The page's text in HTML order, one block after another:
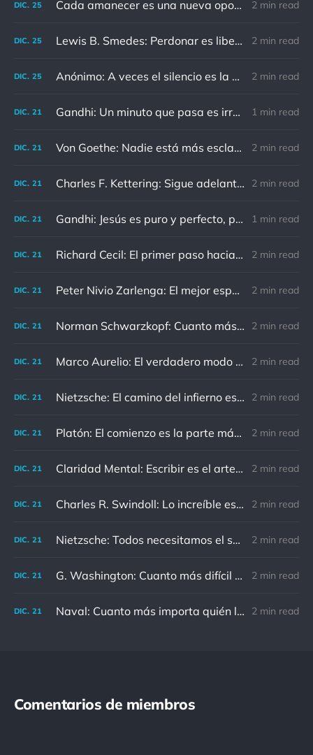
DIC. 25 Cada amanecer es una nueva oportunidad 2 min read
DIC. 25 Lewis B. Smedes: Perdonar es liberar a un prisionero y descubrir que el prisionero eras tú 2 min read
DIC. 25 Anónimo: A veces el silencio es la mejor respuesta 2 min read
DIC. 21 Gandhi: Un minuto que pasa es irrecuperable. Conociendo esto, ¿cómo podemos malgastar tantas horas? 1 min read
DIC. 21 Von Goethe: Nadie está más esclavizado que aquellos que falsamente creen que son libres. 2 min read
DIC. 21 Charles F. Kettering: Sigue adelante, y es probable que tropieces con algo, tal vez cuando menos lo esperes. Nunca he escuchado hablar de alguien algu 2 min read
DIC. 21 Gandhi: Jesús es puro y perfecto, pero vosotros los cristianos no sois como él. 1 min read
DIC. 21 Richard Cecil: El primer paso hacia el conocimiento es saber que somos ignorantes. 2 min read
DIC. 21 Peter Nivio Zarlenga: El mejor espejo es un viejo amigo. 2 min read
DIC. 21 Norman Schwarzkopf: Cuanto más sudes por la paz, menos sangras por la guerra. 2 min read
DIC. 21 Marco Aurelio: El verdadero modo de vengarse de un enemigo es no parecérsele. 2 min read
DIC. 21 Nietzsche: El camino del infierno está asfaltado de buenas intenciones. 2 min read
DIC. 21 Platón: El comienzo es la parte más importante del trabajo 2 min read
DIC. 21 Claridad Mental: Escribir es el arte de calmar y despejar la mente. 2 min read
DIC. 21 Charles R. Swindoll: Lo increíble es que cada día podemos elegir la actitud que adoptaremos. 2 min read
DIC. 21 Nietzsche: Todos necesitamos el sentido de culpa, pero nadie necesita sentirse culpable. 2 min read
DIC. 21 G. Washington: Cuanto más difícil es el conflicto, mayor es el triunfo. 2 min read
DIC. 21 Naval: Cuanto más importa quién lo ha dicho, menos importa en realidad 2 min read
Comentarios de miembros